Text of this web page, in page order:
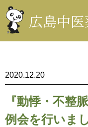
ン
テ
ン
ツ
を
広島中
2020.12.20
『動悸・不整
例会を行いまし